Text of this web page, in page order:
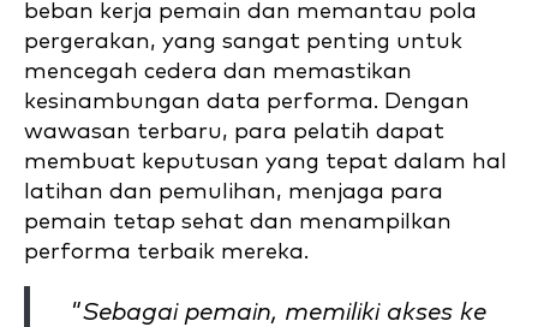
beban kerja pemain dan memantau pola
pergerakan, yang sangat penting untuk
mencegah cedera dan memastikan
kesinambungan data performa. Dengan
wawasan terbaru, para pelatih dapat
membuat keputusan yang tepat dalam hal
latihan dan pemulihan, menjaga para
pemain tetap sehat dan menampilkan
performa terbaik mereka.
"Sebagai pemain, memiliki akses ke